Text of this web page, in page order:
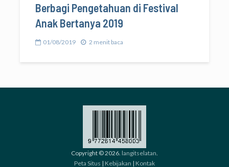
Berbagi Pengetahuan di Festival
Anak Bertanya 2019
01/08/2019 2 menit baca
Copyright © 2026. langitselatan
Peta Situs | Kebijakan | Kontak